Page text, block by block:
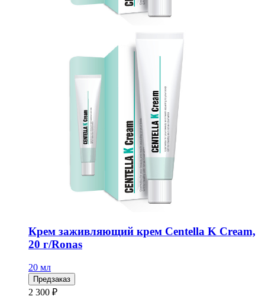
Крем заживляющий крем Centella K Cream,
20 г/Ronas
20 мл
Предзаказ
2 300 ₽